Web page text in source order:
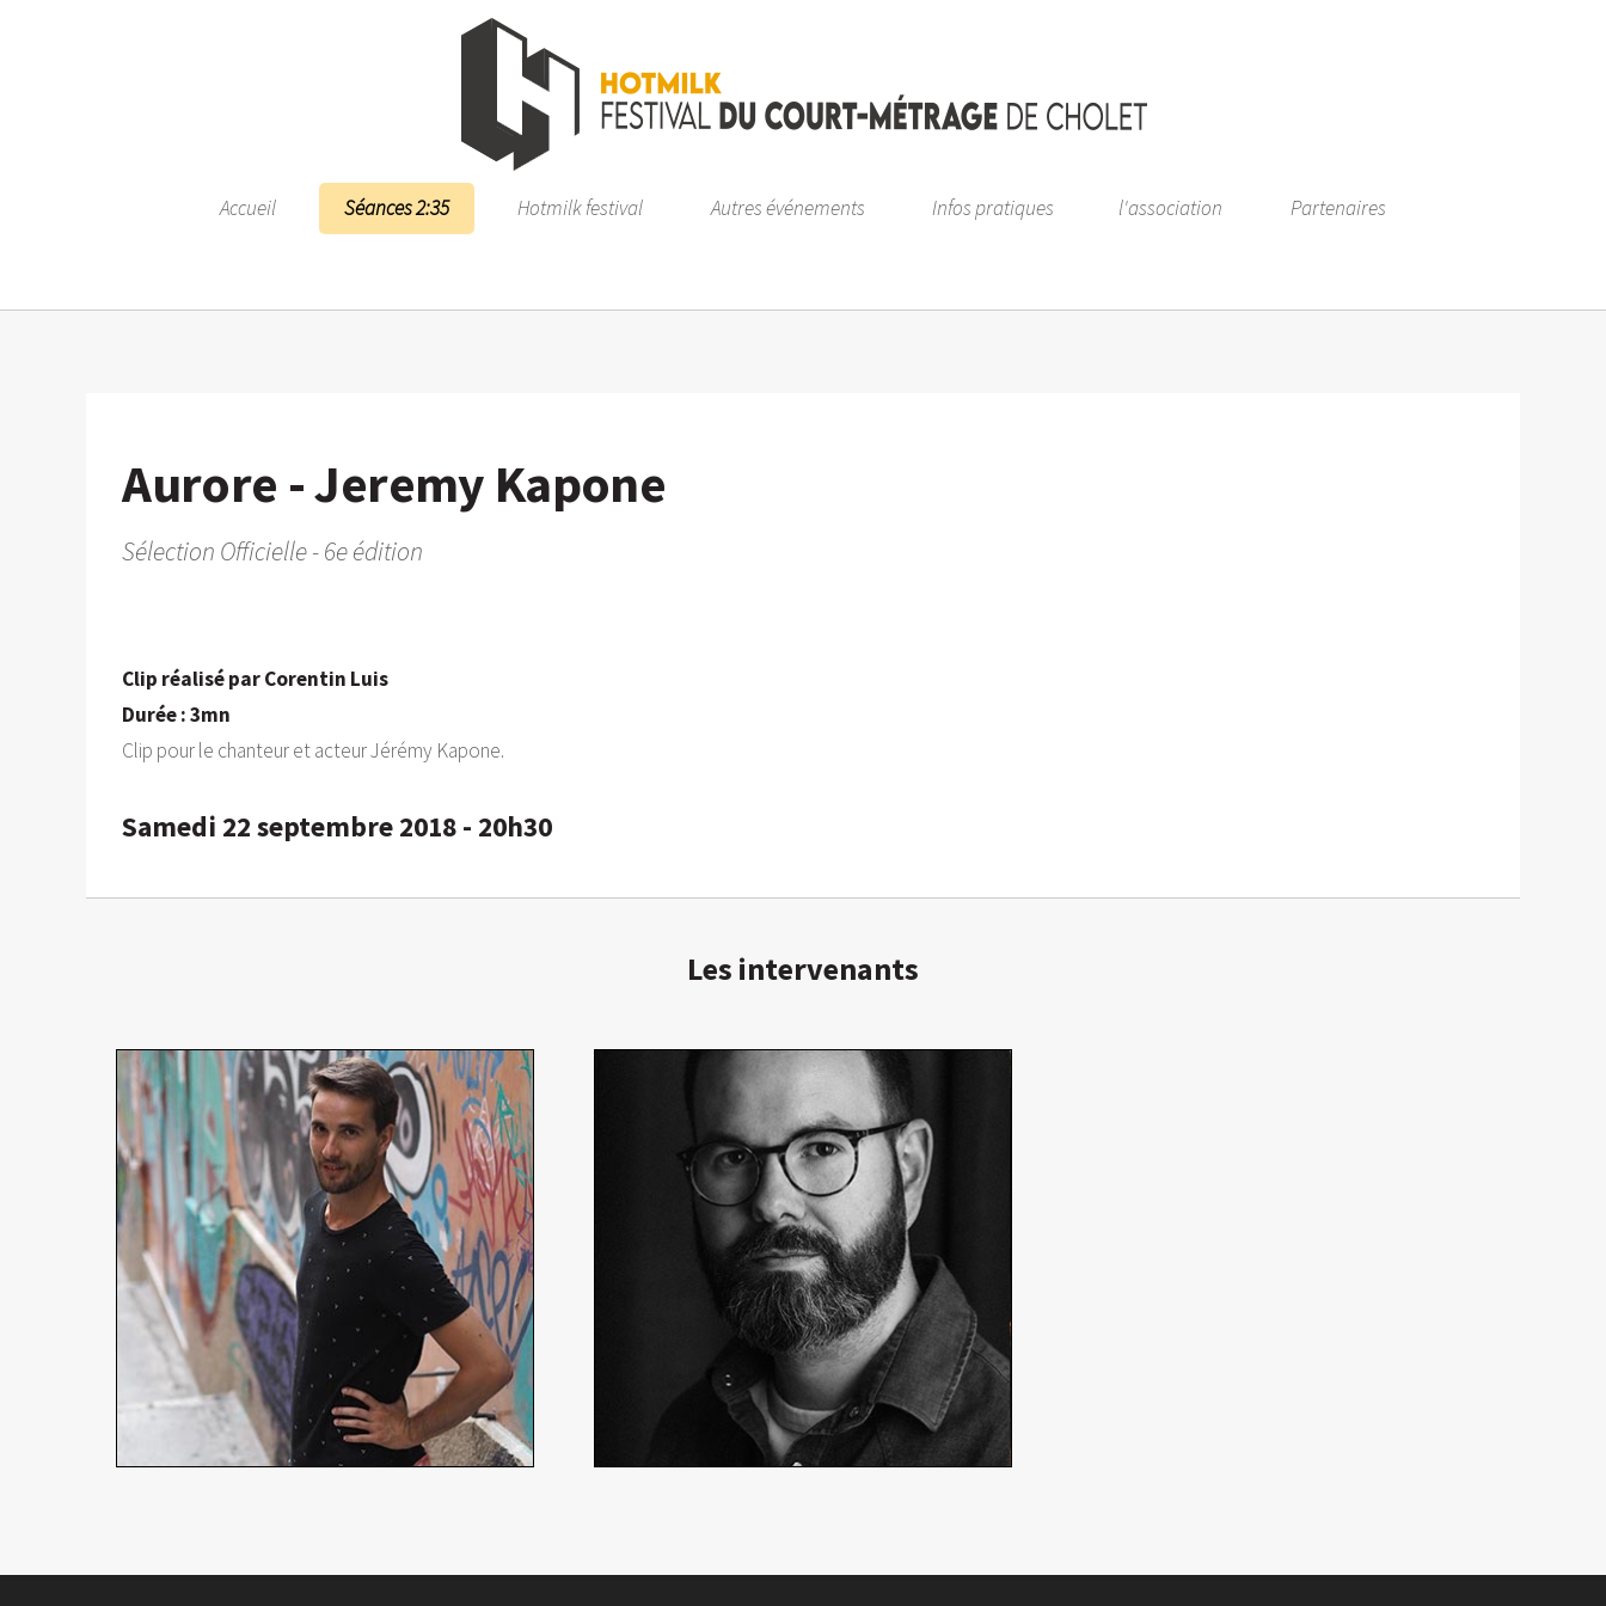
Accueil Séances 2:35 Hotmilk festival Autres événements Infos pratiques l'association Partenaires
Aurore - Jeremy Kapone
Sélection Officielle - 6e édition
Clip réalisé par Corentin Luis
Durée : 3mn
Clip pour le chanteur et acteur Jérémy Kapone.
Samedi 22 septembre 2018 - 20h30
Les intervenants
Corentin Luis
Excusé
Réalisateur
En détails
Producteur, réalisateur
En détails